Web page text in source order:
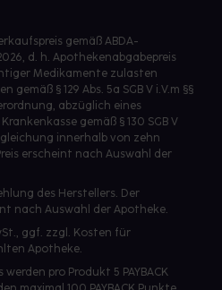
gemäß ABDA-
d. h. Apothekenabgabepreis
Medikamente zulasten
gemäß § 129 Abs. 5a SGB V i.V.m §§
abzüglich eines
gemäß § 130 SGB V
innerhalb von zehn
erscheint nach Auswahl der
des Herstellers. Der
nach Auswahl der Apotheke.
ggf. zzgl. Kosten für
Apotheke.
pro Produkt 5 PAYBACK